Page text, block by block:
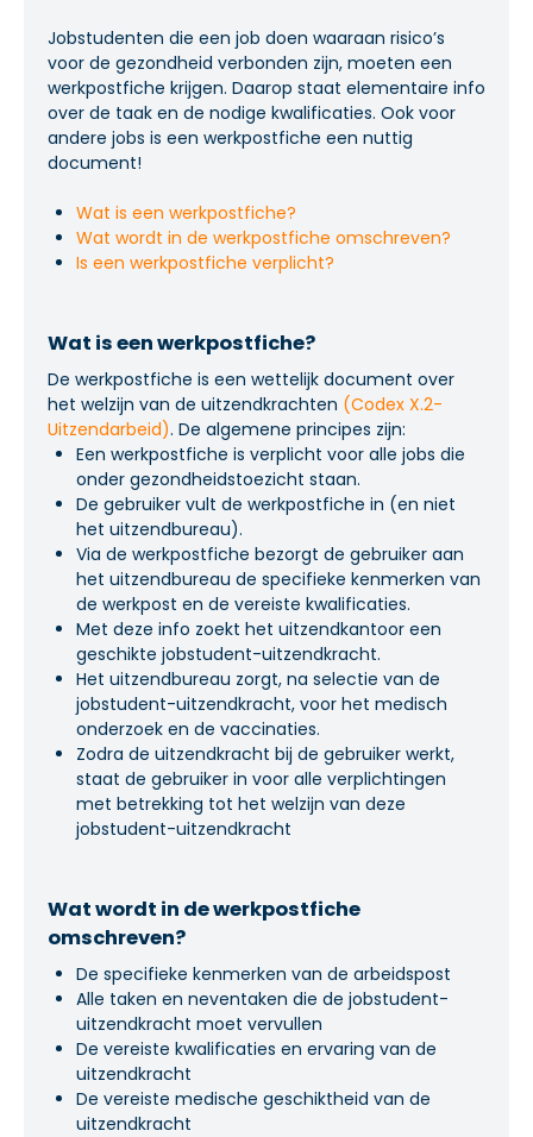
Jobstudenten die een job doen waaraan risico’s
voor de gezondheid verbonden zijn, moeten een
werkpostfiche krijgen. Daarop staat elementaire info
over de taak en de nodige kwalificaties. Ook voor
andere jobs is een werkpostfiche een nuttig
document!
Wat is een werkpostfiche?
Wat wordt in de werkpostfiche omschreven?
Is een werkpostfiche verplicht?
Wat is een werkpostfiche?
De werkpostfiche is een wettelijk document over
het welzijn van de uitzendkrachten (Codex X.2-
Uitzendarbeid). De algemene principes zijn:
Een werkpostfiche is verplicht voor alle jobs die
onder gezondheidstoezicht staan.
De gebruiker vult de werkpostfiche in (en niet
het uitzendbureau).
Via de werkpostfiche bezorgt de gebruiker aan
het uitzendbureau de specifieke kenmerken van
de werkpost en de vereiste kwalificaties.
Met deze info zoekt het uitzendkantoor een
geschikte jobstudent-uitzendkracht.
Het uitzendbureau zorgt, na selectie van de
jobstudent-uitzendkracht, voor het medisch
onderzoek en de vaccinaties.
Zodra de uitzendkracht bij de gebruiker werkt,
staat de gebruiker in voor alle verplichtingen
met betrekking tot het welzijn van deze
jobstudent-uitzendkracht
Wat wordt in de werkpostfiche
omschreven?
De specifieke kenmerken van de arbeidspost
Alle taken en neventaken die de jobstudent-
uitzendkracht moet vervullen
De vereiste kwalificaties en ervaring van de
uitzendkracht
De vereiste medische geschiktheid van de
uitzendkracht